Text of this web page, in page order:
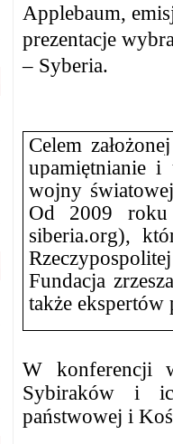
Applebaum,
prezentacje
– Syberia.
Celem
upamiętnianie
wojny
Od 2009 roku
siberia.org),
Fundacja
także
W konferencji
Sybiraków i
państwowej i